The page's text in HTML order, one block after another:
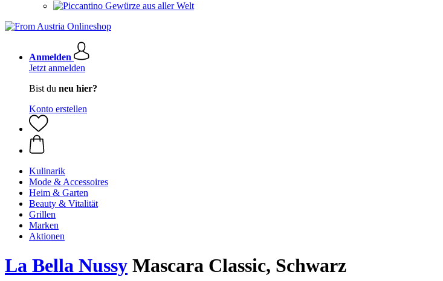
Gewürze aus aller Welt
Anmelden
Jetzt anmelden
Bist du neu hier?
Konto erstellen
Kulinarik
Mode & Accessoires
Heim & Garten
Beauty & Vitalität
Grillen
Marken
Aktionen
La Bella Nussy Mascara Classic, Schwarz